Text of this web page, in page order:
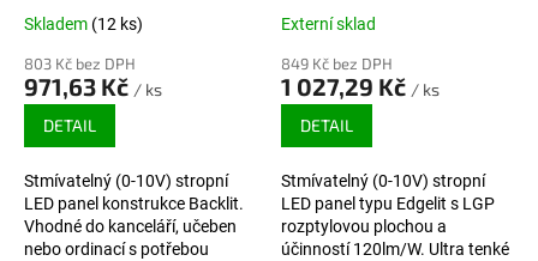
110lm/W, 3960lm
Skladem (12 ks)
803 Kč bez DPH
971,63 Kč / ks
DETAIL
Stmívatelný (0-10V) stropní
LED panel konstrukce Backlit.
Vhodné do kanceláří, učeben
nebo ordinací s potřebou
120lm/W, 4320lm
Externí sklad
849 Kč bez DPH
1 027,29 Kč / ks
DETAIL
Stmívatelný (0-10V) stropní
LED panel typu Edgelit s LGP
rozptylovou plochou a
účinností 120lm/W. Ultra tenké